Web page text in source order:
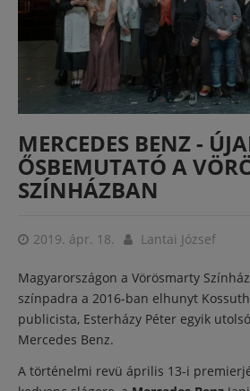
MERCEDES BENZ -
ŐSBEMUTATÓ A
SZÍNHÁZBAN
2019. ápr. 18. Lantai József
Magyarországon a Vörösmarty
színpadra a 2016-ban elhunyt
publicista, Esterházy Péter egyik
Mercedes Benz.
A történelmi revü április 13-i